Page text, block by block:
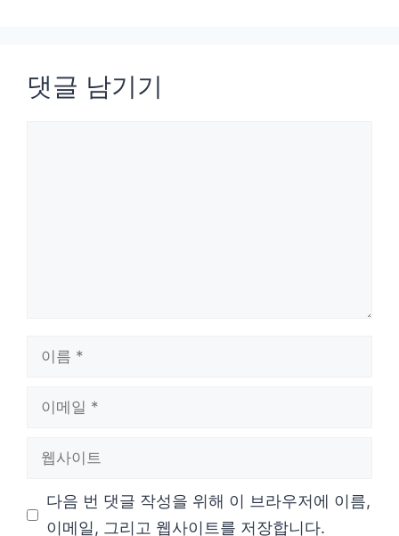
댓글 남기기
다음 번 댓글 작성을 위해 이 브라우저에 이름,
이메일, 그리고 웹사이트를 저장합니다.